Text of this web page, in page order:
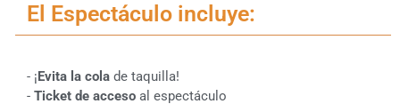
El Espectáculo incluye:
- ¡Evita la cola de taquilla!
- Ticket de acceso al espectáculo